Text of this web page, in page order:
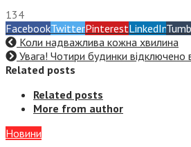
134
FacebookTwitterPinterestLinkedIn
Коли надважлива кожна хвилина
Увага! Чотири будинки відключено
Related posts
Related posts
More from author
Новини